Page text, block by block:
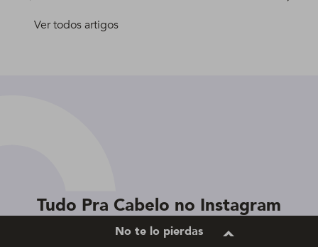
Ver todos artigos
Tudo Pra Cabelo no Instagram
No te lo pierdas